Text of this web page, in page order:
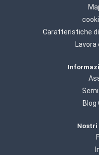
Caratteristiche
Lavora
Blog
Nostri